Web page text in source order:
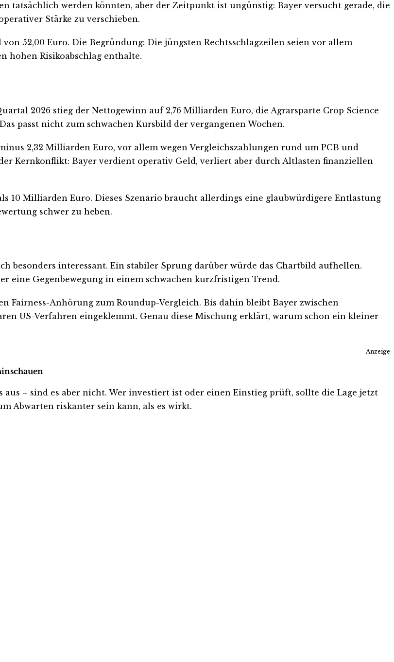
tatsächlich werden könnten, aber der Zeitpunkt ist ungünstig: Bayer versucht gerade, die
Stärke zu verschieben.
52,00 Euro. Die Begründung: Die jüngsten Rechtsschlagzeilen seien vor allem
hohen Risikoabschlag enthalte.
2026 stieg der Nettogewinn auf 2,76 Milliarden Euro, die Agrarsparte Crop Science
passt nicht zum schwachen Kursbild der vergangenen Wochen.
2,32 Milliarden Euro, vor allem wegen Vergleichszahlungen rund um PCB und
Kernkonflikt: Bayer verdient operativ Geld, verliert aber durch Altlasten finanziellen
10 Milliarden Euro. Dieses Szenario braucht allerdings eine glaubwürdigere Entlastung
schwer zu heben.
besonders interessant. Ein stabiler Sprung darüber würde das Chartbild aufhellen.
eine Gegenbewegung in einem schwachen kurzfristigen Trend.
Fairness-Anhörung zum Roundup-Vergleich. Bis dahin bleibt Bayer zwischen
US-Verfahren eingeklemmt. Genau diese Mischung erklärt, warum schon ein kleiner
Anzeige
– sind es aber nicht. Wer investiert ist oder einen Einstieg prüft, sollte die Lage jetzt
Abwarten riskanter sein kann, als es wirkt.